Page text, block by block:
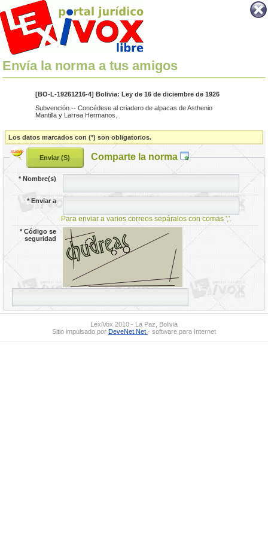
Envía la norma a tus amigos
[BO-L-19261216-4] Bolivia: Ley de 16 de diciembre de 1926
Subvención.-- Concédese al criadero de alpacas de Asthenio
Mantilla y Larrea Hermanos.
Los datos marcados con (*) son obligatorios.
Comparte la norma
*Nombre(s)
*Enviar a
Para enviar a varios correos sepáralos con comas ','.
*Código se
seguridad
LexiVox 2010 - La Paz, Bolivia
Sitio impulsado por DeveNet.Net - software para Internet